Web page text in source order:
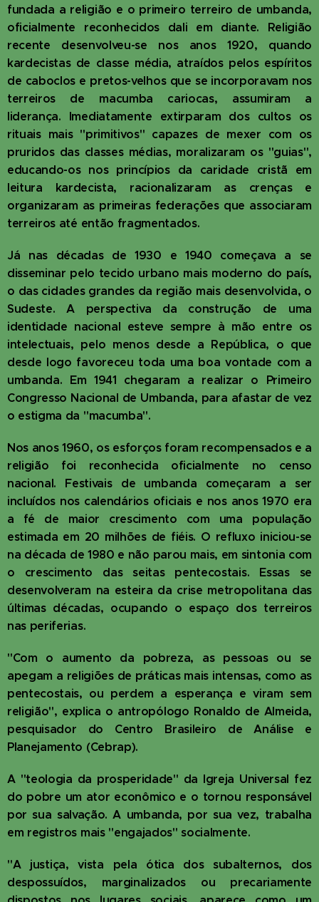
fundada a religião e o primeiro terreiro de umbanda,
oficialmente reconhecidos dali em diante. Religião
recente desenvolveu-se nos anos 1920, quando
kardecistas de classe média, atraídos pelos espíritos
de caboclos e pretos-velhos que se incorporavam nos
terreiros de macumba cariocas, assumiram a
liderança. Imediatamente extirparam dos cultos os
rituais mais "primitivos" capazes de mexer com os
pruridos das classes médias, moralizaram os "guias",
educando-os nos princípios da caridade cristã em
leitura kardecista, racionalizaram as crenças e
organizaram as primeiras federações que associaram
terreiros até então fragmentados.
Já nas décadas de 1930 e 1940 começava a se
disseminar pelo tecido urbano mais moderno do país,
o das cidades grandes da região mais desenvolvida, o
Sudeste. A perspectiva da construção de uma
identidade nacional esteve sempre à mão entre os
intelectuais, pelo menos desde a República, o que
desde logo favoreceu toda uma boa vontade com a
umbanda. Em 1941 chegaram a realizar o Primeiro
Congresso Nacional de Umbanda, para afastar de vez
o estigma da "macumba".
Nos anos 1960, os esforços foram recompensados e a
religião foi reconhecida oficialmente no censo
nacional. Festivais de umbanda começaram a ser
incluídos nos calendários oficiais e nos anos 1970 era
a fé de maior crescimento com uma população
estimada em 20 milhões de fiéis. O refluxo iniciou-se
na década de 1980 e não parou mais, em sintonia com
o crescimento das seitas pentecostais. Essas se
desenvolveram na esteira da crise metropolitana das
últimas décadas, ocupando o espaço dos terreiros
nas periferias.
"Com o aumento da pobreza, as pessoas ou se
apegam a religiões de práticas mais intensas, como as
pentecostais, ou perdem a esperança e viram sem
religião", explica o antropólogo Ronaldo de Almeida,
pesquisador do Centro Brasileiro de Análise e
Planejamento (Cebrap).
A "teologia da prosperidade" da Igreja Universal fez
do pobre um ator econômico e o tornou responsável
por sua salvação. A umbanda, por sua vez, trabalha
em registros mais "engajados" socialmente.
"A justiça, vista pela ótica dos subalternos, dos
despossuídos, marginalizados ou precariamente